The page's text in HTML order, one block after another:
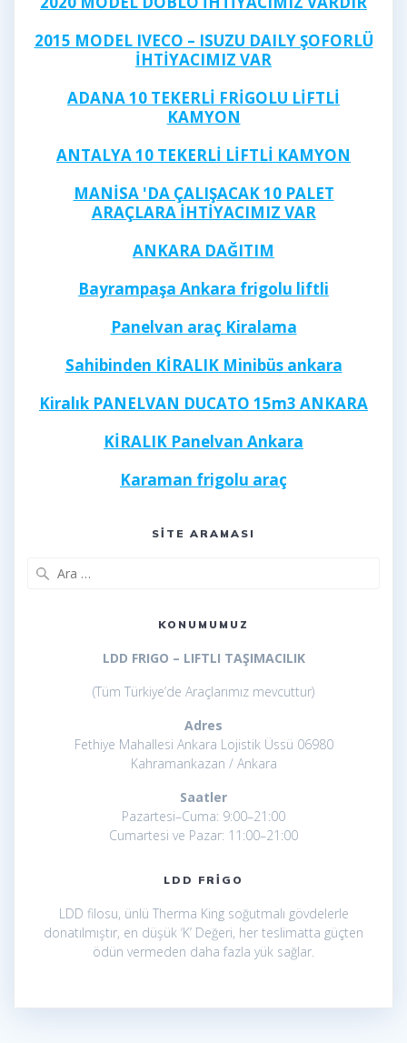
2015 MODEL IVECO – ISUZU DAILY ŞOFORLÜ
İHTİYACIMIZ VAR
ADANA 10 TEKERLİ FRİGOLU LİFTLİ
KAMYON
ANTALYA 10 TEKERLİ LİFTLİ KAMYON
MANİSA 'DA ÇALIŞACAK 10 PALET
ARAÇLARA İHTİYACIMIZ VAR
ANKARA DAĞITIM
Bayrampaşa Ankara frigolu liftli
Panelvan araç Kiralama
Sahibinden KİRALIK Minibüs ankara
Kiralık PANELVAN DUCATO 15m3 ANKARA
KİRALIK Panelvan Ankara
Karaman frigolu araç
SITE ARAMASI
KONUMUMUZ
LDD FRIGO – LIFTLI TAŞIMACILIK
(Tüm Türkiye’de Araçlarımız mevcuttur)
Adres
Fethiye Mahallesi Ankara Lojistik Üssü 06980
Kahramankazan / Ankara
Saatler
Pazartesi–Cuma: 9:00–21:00
Cumartesi ve Pazar: 11:00–21:00
LDD FRIGO
LDD filosu, ünlü Therma King soğutmalı gövdelerle
donatılmıştır, en düşük ‘K’ Değeri, her teslimatta güçten
ödün vermeden daha fazla yük sağlar.